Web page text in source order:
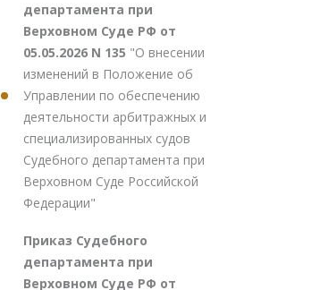
департамента при
Верховном Суде РФ от
05.05.2026 N 135 "О внесении
изменений в Положение об
Управлении по обеспечению
деятельности арбитражных и
специализированных судов
Судебного департамента при
Верховном Суде Российской
Федерации"
Приказ Судебного
департамента при
Верховном Суде РФ от